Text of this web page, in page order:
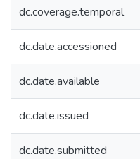
dc.coverage.temporal
dc.date.accessioned
dc.date.available
dc.date.issued
dc.date.submitted